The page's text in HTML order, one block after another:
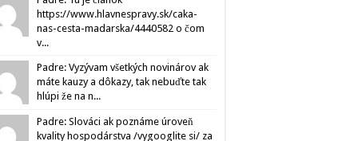
https://www.hlavnespravy.sk/caka-
nas-cesta-madarska/4440582 o čom
v...
Padre: Vyzývam všetkých novinárov ak
máte kauzy a dôkazy, tak nebuďte tak
hlúpi že na n...
Padre: Slováci ak poznáme úroveň
kvality hospodárstva /vygooglite si/ za